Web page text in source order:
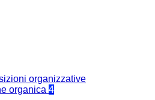
organizzative
organica 4